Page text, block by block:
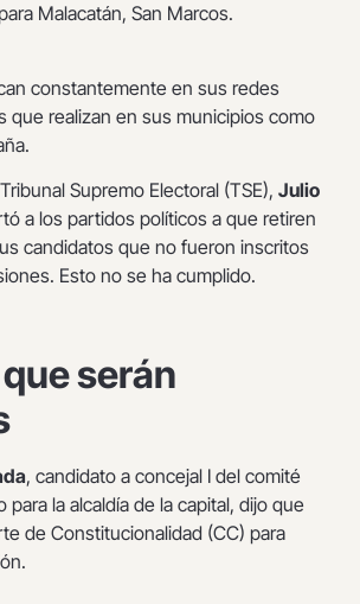
Malacatán, San Marcos.
constantemente en sus redes
que realizan en sus municipios como
Supremo Electoral (TSE), Julio
a los partidos políticos a que retiren
candidatos que no fueron inscritos
Esto no se ha cumplido.
serán
, candidato a concejal I del comité
para la alcaldía de la capital, dijo que
de Constitucionalidad (CC) para